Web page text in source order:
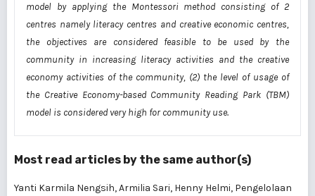
model by applying the Montessori method consisting of 2
centres namely literacy centres and creative economic centres,
the objectives are considered feasible to be used by the
community in increasing literacy activities and the creative
economy activities of the community, (2) the level of usage of
the Creative Economy-based Community Reading Park (TBM)
model is considered very high for community use.
Most read articles by the same author(s)
Yanti Karmila Nengsih, Armilia Sari, Henny Helmi, Pengelolaan